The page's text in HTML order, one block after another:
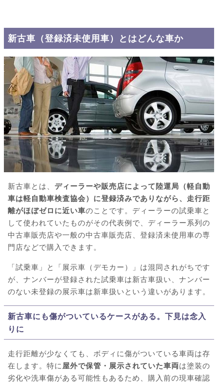
新古車（登録済未使用車）とはどんな車か
新古車とは、 ディーラーや販売店によって陸運局（軽自動
車は軽自動車検査協会）に登録済みでありながら、走行距
離がほぼゼロに近い車のことです。ディーラーの試乗車と
して使われていたものがその代表例で、ディーラー系列の
中古車販売店や一般の中古車販売店、登録済未使用車の専
門店などで購入できます。
「試乗車」と「展示車（デモカー）」は混同されがちです
が、ナンバーが登録された試乗車は新古車扱い、ナンバー
のない未登録の展示車は新車扱いという違いがあります。
新古車にも傷がついているケースがある。下見は念入
りに
走行距離が少なくても、ボディに傷がついている車両は存
在します。特に屋外で保管・展示されていた車両は塗装の
劣化や洗車傷がある可能性もあるため、購入前の現車確認